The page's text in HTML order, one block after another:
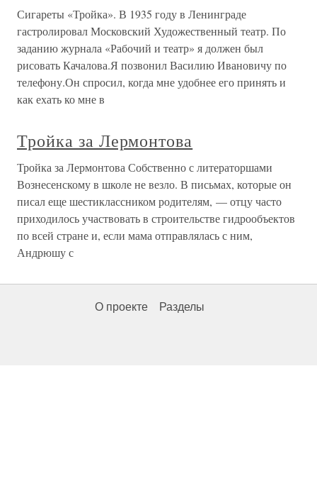
Сигареты «Тройка». В 1935 году в Ленинграде
гастролировал Московский Художественный театр. По
заданию журнала «Рабочий и театр» я должен был
рисовать Качалова.Я позвонил Василию Ивановичу по
телефону.Он спросил, когда мне удобнее его принять и
как ехать ко мне в
Тройка за Лермонтова
Тройка за Лермонтова Собственно с литераторшами
Вознесенскому в школе не везло. В письмах, которые он
писал еще шестиклассником родителям, — отцу часто
приходилось участвовать в строительстве гидрообъектов
по всей стране и, если мама отправлялась с ним,
Андрюшу с
О проекте Разделы